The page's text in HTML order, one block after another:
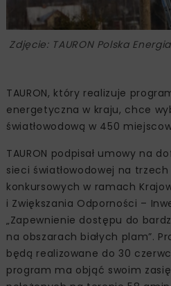
Zdjęcie: TAURON Polska
TAURON, który realizuje
energetyczna w kraju, chce
światłowodową w 450
TAURON podpisał umowy na
sieci światłowodowej na
konkursowych w ramach
i Zwiększania Odporności –
„Zapewnienie dostępu do
na obszarach białych plam”.
będą realizowane do 30
program ma objąć swoim